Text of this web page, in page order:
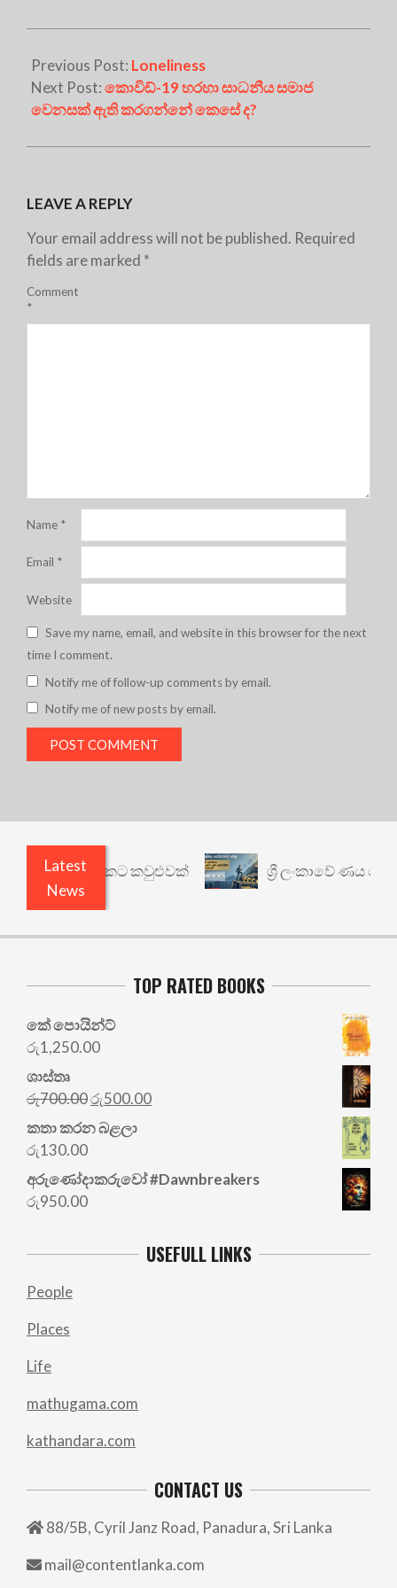
Previous Post: Loneliness
Next Post:කොවිඩ්-19 හරහා සාධනීය සමාජ
වෙනසක් ඇති කරගන්නේ කෙසේ ද?
LEAVE A REPLY
Your email address will not be published. Required
fields are marked *
Comment
*
Name *
Email *
Website
Save my name, email, and website in this browser for the next
time I comment.
Notify me of follow-up comments by email.
Notify me of new posts by email.
Latest
News
යථාර්ථයකට කවුළුවක් ශ්‍රී ලංකාවේ ණය
TOP RATED BOOKS
කේ පොයින්ට්
රු1,250.00
ශාස්තෘ
රු700.00Original
price
was:
රු500.00Current
කතා කරන බළලා
රු130.00
අරු‍ණෝදාකරුවෝ #Dawnbreakers
රු950.00
USEFULL LINKS
People
Places
Life
mathugama.com
kathandara.com
CONTACT US
88/5B, Cyril Janz Road, Panadura, Sri Lanka
mail@contentlanka.com